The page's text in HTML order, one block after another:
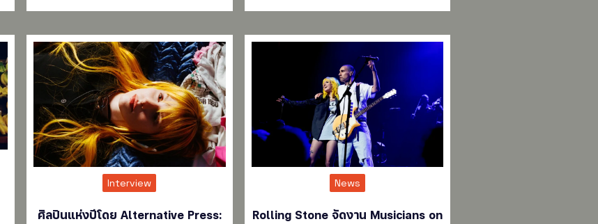
Interview
ศิลปินแห่งปีโดย Alternative Press:
News
Rolling Stone จัดงาน Musicians on